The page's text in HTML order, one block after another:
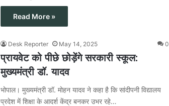
Read More »
Desk Reporter May 14, 2025 0
प्रायवेट को पीछे छोड़ेंगे सरकारी स्कूल:
मुख्यमंत्री डॉ. यादव
भोपाल। मुख्यमंत्री डॉ. मोहन यादव ने कहा है कि सांदीपनी विद्यालय
प्रदेश में शिक्षा के आदर्श केंद्र बनकर उभर रहे…